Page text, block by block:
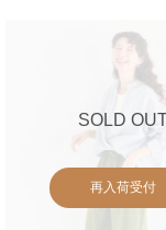
SOLD
再入荷受付